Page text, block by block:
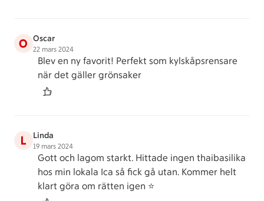
O Oscar
22 mars 2024
Blev en ny favorit! Perfekt som kylskåpsrensare
när det gäller grönsaker
L Linda
19 mars 2024
Gott och lagom starkt. Hittade ingen thaibasilika
hos min lokala Ica så fick gå utan. Kommer helt
klart göra om rätten igen ⭐